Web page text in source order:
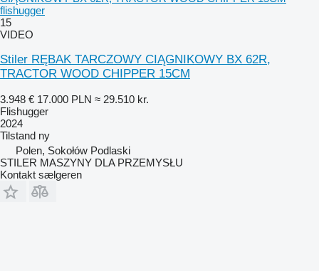
flishugger
15
VIDEO
Stiler RĘBAK TARCZOWY CIĄGNIKOWY BX 62R,
TRACTOR WOOD CHIPPER 15CM
3.948 € 17.000 PLN ≈ 29.510 kr.
Flishugger
2024
Tilstand ny
Polen, Sokołów Podlaski
STILER MASZYNY DLA PRZEMYSŁU
Kontakt sælgeren